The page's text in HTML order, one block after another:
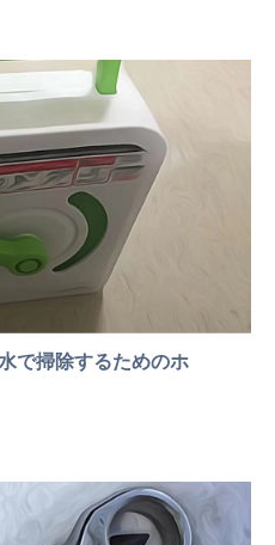
で掃除するためのホ